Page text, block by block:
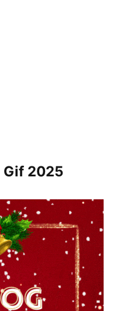
Gif 2025